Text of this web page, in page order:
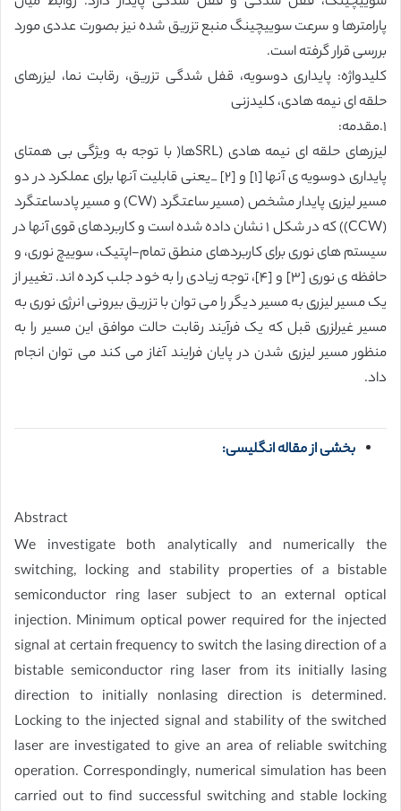
پارامترها و سرعت سوییچینگ منبع تزریق شده نیز بصورت عددی مورد
بررسی قرار گرفته است.
کلیدواژه: پایداری دوسویه، قفل شدگی تزریق، رقابت نما، لیزرهای
حلقه ای نیمه هادی، کلیدزنی
١.مقدمه:
لیزرهای حلقه ای نیمه هادی (SRLها( با توجه به ویژگی بی همتای
پایداری دوسویه ی آنها [١] و [٢] _یعنی قابلیت آنها برای عملکرد در دو
مسیر لیزری پایدار مشخص (مسیر ساعتگرد (CW) و مسیر پادساعتگرد
(CCW)) که در شکل ١ نشان داده شده است و کاربردهای قوی آنها در
سیستم های نوری برای کاربردهای منطق تمام-اپتیک، سوییچ نوری، و
حافظه ی نوری [٣] و [۴]، توجه زیادی را به خود جلب کرده اند. تغییر از
یک مسیر لیزری به مسیر دیگر را می توان با تزریق بیرونی انرژی نوری به
مسیر غیرلزری قبل که یک فرآیند رقابت حالت موافق این مسیر را به
منظور مسیر لیزری شدن در پایان فرایند آغاز می کند می توان انجام
داد.
بخشی از مقاله انگلیسی:
Abstract
We investigate both analytically and numerically the
switching, locking and stability properties of a bistable
semiconductor ring laser subject to an external optical
injection. Minimum optical power required for the injected
signal at certain frequency to switch the lasing direction of a
bistable semiconductor ring laser from its initially lasing
direction to initially nonlasing direction is determined.
Locking to the injected signal and stability of the switched
laser are investigated to give an area of reliable switching
operation. Correspondingly, numerical simulation has been
carried out to find successful switching and stable locking